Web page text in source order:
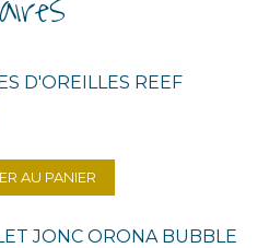
D'OREILLES REEF
AU PANIER
JONC ORONA BUBBLE